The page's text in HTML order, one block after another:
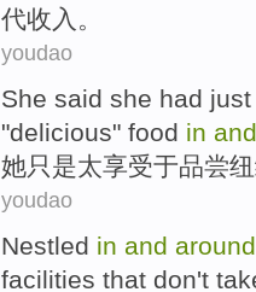
代收入 。
youdao
She said she had just
"delicious" food in and
她只是太享受于品尝
youdao
Nestled in and around
facilities that don't